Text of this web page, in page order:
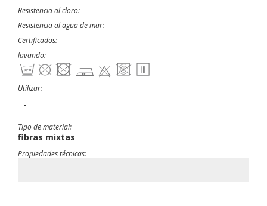
Resistencia al cloro:
Resistencia al agua de mar:
Certificados:
lavando:
Utilizar:
-
Tipo de material:
fibras mixtas
Propiedades técnicas:
-